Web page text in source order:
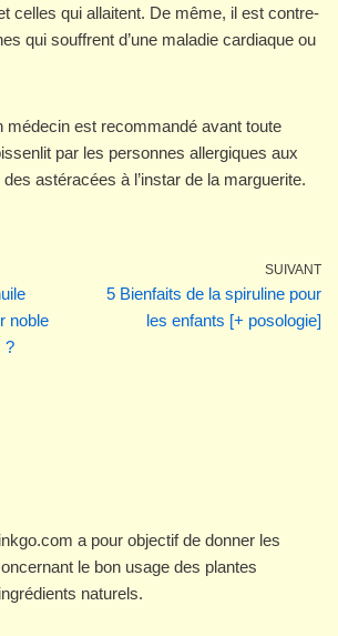
celles qui allaitent. De même, il est contre-
qui souffrent d’une maladie cardiaque ou
médecin est recommandé avant toute
par les personnes allergiques aux
astéracées à l’instar de la marguerite.
noble
?
SUIVANT
5 Bienfaits de la spiruline pour
les enfants [+ posologie]
a pour objectif de donner les
le bon usage des plantes
naturels.